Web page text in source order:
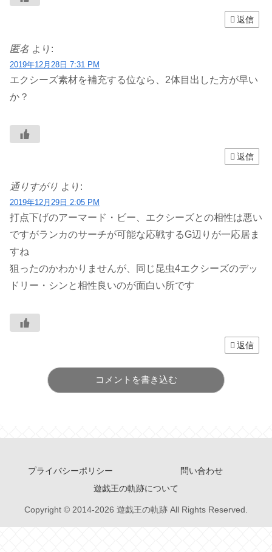
返信
匿名 より:
2019年12月28日 7:31 PM
エクシーズ素材を補充する位なら、2体目出した方が早い
か？
返信
通りすがり より:
2019年12月29日 2:05 PM
打点下げのアーマード・ビー、エクシーズとの相性は悪い
ですがランカのサーチが可能な応戦するG辺りが一応居ま
すね
狙ったのかわかりませんが、同じ昆虫4エクシーズのデッ
ドリー・シンと相性良いのが面白い所です
返信
コメントを書き込む
プライバシーポリシー
問い合わせ
遊戯王の軌跡について
Copyright © 2014-2026 遊戯王の軌跡 All Rights Reserved.